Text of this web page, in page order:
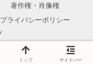
著作権・肖像権
プライバシーポリシー
る.
トップ サイドバー